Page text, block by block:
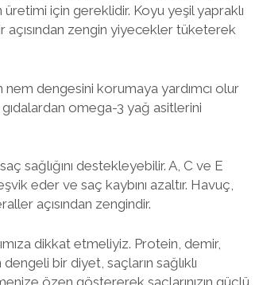
üretimi için gereklidir. Koyu yeşil yapraklı
açısından zengin yiyecekler tüketerek
dengesini korumaya yardımcı olur
gıdalardan omega-3 yağ asitlerini
sağlığını destekleyebilir. A, C ve E
eder ve saç kaybını azaltır. Havuç,
açısından zengindir.
dikkat etmeliyiz. Protein, demir,
bir diyet, saçların sağlıklı
özen göstererek saçlarınızın güçlü